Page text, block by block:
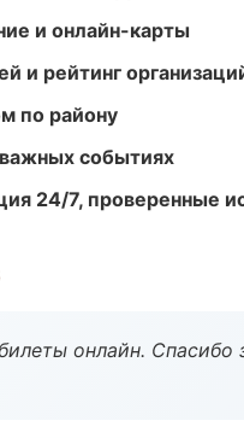
и онлайн-карты
и рейтинг
по району
событиях
24/7, проверенные
онлайн. Спасибо